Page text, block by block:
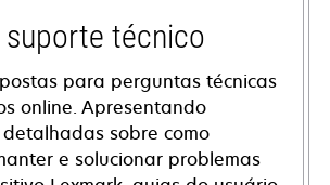
suporte técnico
para perguntas técnicas
online. Apresentando
sobre como
e solucionar problemas